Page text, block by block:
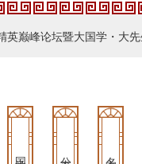
大国学・大先生对话盛典
国学资讯 分支机构